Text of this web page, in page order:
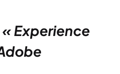
Experience